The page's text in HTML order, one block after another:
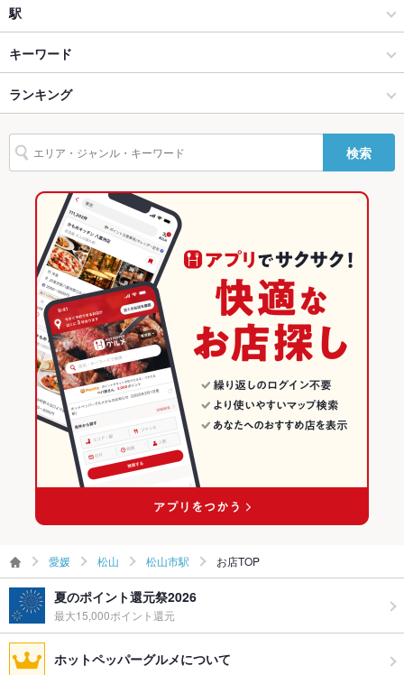
Wi-Fi
バリアフリ
ー
駐車場
その他設備
その他
あり ：コースのみ5500円～
食べ放題 なし ：単品メニューのみ
焼酎充実、日本酒充実
お子様連れ お子様連れOK ：ご家族での利用もどうぞ!
ウェディン
グパーティ
ー二次会
２次会も承りますのでお問合せ下さい
お祝い・サ
可
TEL 089-943-4888
海鮮
松山 × 居酒屋
松山 × 海鮮
大街道駅 × 居酒屋
大街道駅 × 海鮮
松山市駅
松山市駅 × 居酒屋
松山市駅 × 海鮮
愛媛
愛媛 × 居酒屋
愛媛 × 海鮮
駅
大街道駅
勝山町駅
県庁前駅
キーワード
からあげ つくね
ランキング
愛媛のグルメランキング
愛媛の居酒屋ランキング
愛媛の海鮮ランキング
松山のグルメランキング
松山の居酒屋ランキング
松山の海鮮ランキング
松山市駅のグルメランキング
松山市駅の居酒屋ランキング
検索
愛媛 松山 松山市駅 お店TOP
夏のポイント還元祭2026
最大15,000ポイント還元
ホットペッパーグルメについて